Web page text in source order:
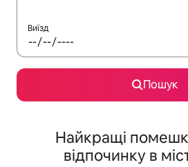
Виїзд
Пошук
Найкращі
відпочинку в